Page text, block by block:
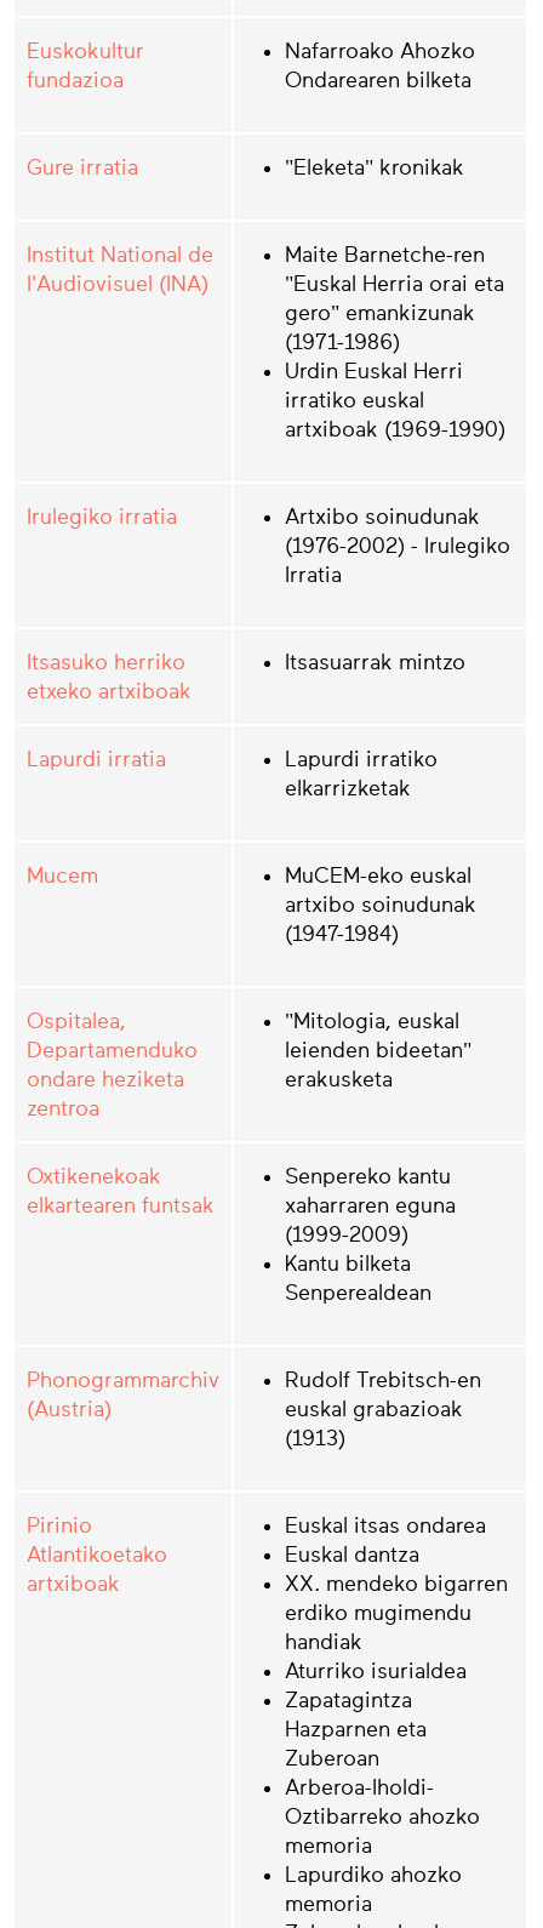
Euskokultur
fundazioa
Nafarroako Ahozko
Ondarearen bilketa
Gure irratia "Eleketa" kronikak
Institut National de
l'Audiovisuel (INA)
Maite Barnetche-ren
"Euskal Herria orai eta
gero" emankizunak
(1971-1986)
Urdin Euskal Herri
irratiko euskal
artxiboak (1969-1990)
Irulegiko irratia
Artxibo soinudunak
(1976-2002) - Irulegiko
Irratia
Itsasuko herriko
etxeko artxiboak
Itsasuarrak mintzo
Lapurdi irratia
Lapurdi irratiko
elkarrizketak
Mucem
MuCEM-eko euskal
artxibo soinudunak
(1947-1984)
Ospitalea,
Departamenduko
ondare heziketa
zentroa
"Mitologia, euskal
leienden bideetan"
erakusketa
Oxtikenekoak
elkartearen funtsak
Senpereko kantu
xaharraren eguna
(1999-2009)
Kantu bilketa
Senperealdean
Phonogrammarchiv
(Austria)
Rudolf Trebitsch-en
euskal grabazioak
(1913)
Pirinio
Atlantikoetako
artxiboak
Euskal itsas ondarea
Euskal dantza
XX. mendeko bigarren
erdiko mugimendu
handiak
Aturriko isurialdea
Zapatagintza
Hazparnen eta
Zuberoan
Arberoa-Iholdi-
Oztibarreko ahozko
memoria
Lapurdiko ahozko
memoria